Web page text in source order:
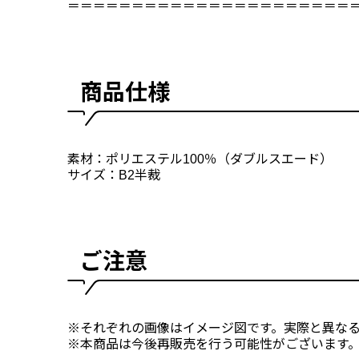
＝＝＝＝＝＝＝＝＝＝＝＝＝＝＝＝＝＝＝＝＝＝
商品仕様
素材：ポリエステル100％（ダブルスエード）
サイズ：B2半裁
ご注意
※それぞれの画像はイメージ図です。実際と異なる
※本商品は今後再販売を行う可能性がございます。